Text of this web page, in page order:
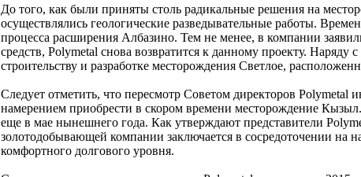
До того, как были приняты столь радикальные решения на
осуществлялись геологические разведывательные работы.
процесса расширения Албазино. Тем не менее, в компании
средств, Polymetal снова возвратится к данному проекту.
строительству и разработке месторождения Светлое,
Следует отметить, что пересмотр Советом директоров
намерением приобрести в скором времени месторождение
еще в мае нынешнего года. Как утверждают представители
золотодобывающей компании заключается в сосредоточении на
комфортного долгового уровня.